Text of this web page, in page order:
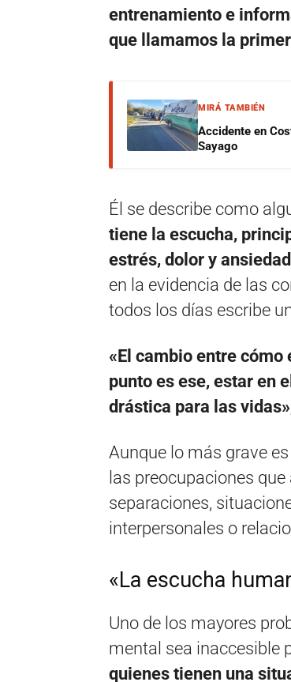
entrenamiento e
que llamamos la
MIRÁ TAMBIÉN
Accidente en
Sayago
Él se describe como
tiene la escucha,
estrés, dolor y
en la evidencia de las
todos los días escribe
«El cambio entre cómo
punto es ese, estar en
drástica para las
Aunque lo más grave
las preocupaciones
separaciones,
interpersonales o
«La escucha
Uno de los mayores
mental sea inaccesible
quienes tienen una